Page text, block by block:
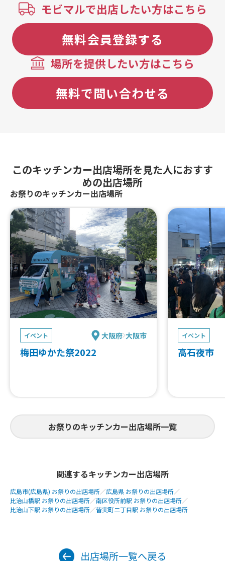
モビマルで出店したい方はこちら
無料会員登録する
場所を提供したい方はこちら
無料で問い合わせる
このキッチンカー出店場所を見た人におすす
めの出店場所
お祭りのキッチンカー出店場所
イベント 大阪府 大阪市
梅⽥ゆかた祭2022
イベント
高石夜市
お祭りのキッチンカー出店場所一覧
関連するキッチンカー出店場所
広島市(広島県) お祭りの出店場所／広島県 お祭りの出店場所／
比治山橋駅 お祭りの出店場所／南区役所前駅 お祭りの出店場所／
比治山下駅 お祭りの出店場所／皆実町二丁目駅 お祭りの出店場所
出店場所一覧へ戻る